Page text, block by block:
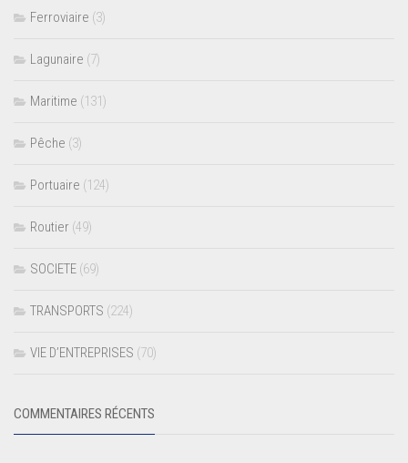
Ferroviaire (3)
Lagunaire (7)
Maritime (131)
Pêche (3)
Portuaire (124)
Routier (49)
SOCIETE (69)
TRANSPORTS (224)
VIE D’ENTREPRISES (70)
COMMENTAIRES RÉCENTS